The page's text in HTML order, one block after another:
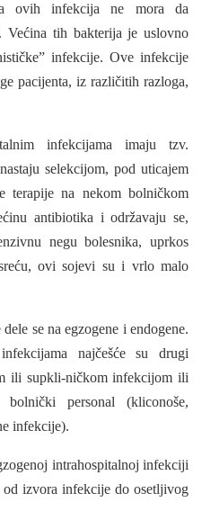
ovih infekcija ne mora da
Većina tih bakterija je uslovno
infekcije. Ove infekcije
paci­jenta, iz različitih razloga,
infekcija­ma imaju tzv.
selekcijom, pod uticajem
terapije na nekom bolničkom
antibiotika i održa­vaju se,
negu bolesnika, uprkos
ovi sojevi su i vrlo malo
se na egzogene i endogene.
najčešće su drugi
ili supkli-ničkom infekcijom ili
personal (kliconoše,
infekcije).
intrahospitalnoj infekciji
izvora infekcije do osetljivog